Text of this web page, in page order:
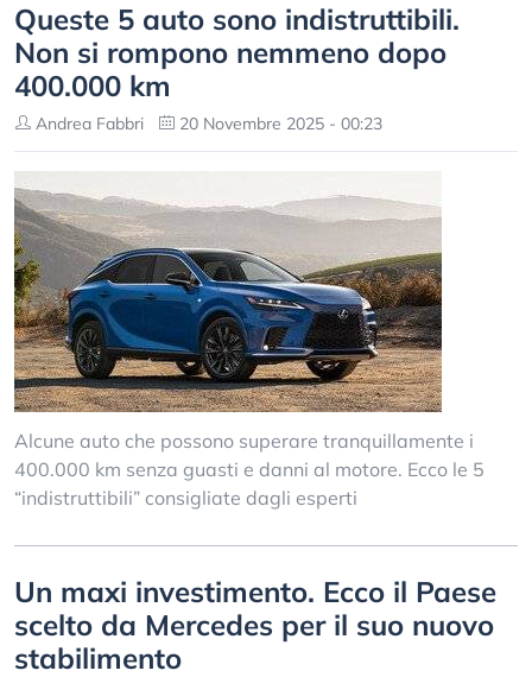
Queste 5 auto sono indistruttibili.
Non si rompono nemmeno dopo
400.000 km
Andrea Fabbri 20 Novembre 2025 - 00:23
Alcune auto che possono superare tranquillamente i
400.000 km senza guasti e danni al motore. Ecco le 5
“indistruttibili” consigliate dagli esperti
Un maxi investimento. Ecco il Paese
scelto da Mercedes per il suo nuovo
stabilimento